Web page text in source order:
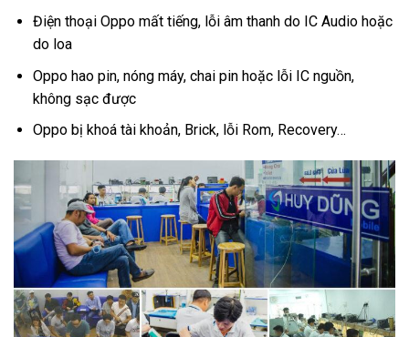
Điện thoại Oppo mất tiếng, lỗi âm thanh do IC Audio hoặc
do loa
Oppo hao pin, nóng máy, chai pin hoặc lỗi IC nguồn,
không sạc được
Oppo bị khoá tài khoản, Brick, lỗi Rom, Recovery…